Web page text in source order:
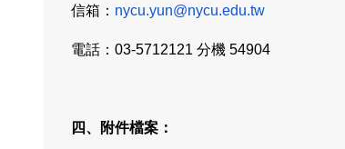
信箱： nycu.yun@nycu.edu.tw
電話：03-5712121 分機 54904
四、附件檔案：